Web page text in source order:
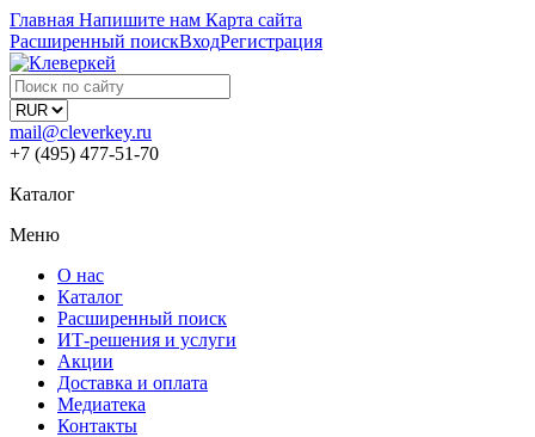
Главная Напишите нам Карта сайта
Расширенный поискВходРегистрация
mail@cleverkey.ru
+7 (495) 477-51-70
Каталог
Меню
О нас
Каталог
Расширенный поиск
ИТ-решения и услуги
Акции
Доставка и оплата
Медиатека
Контакты